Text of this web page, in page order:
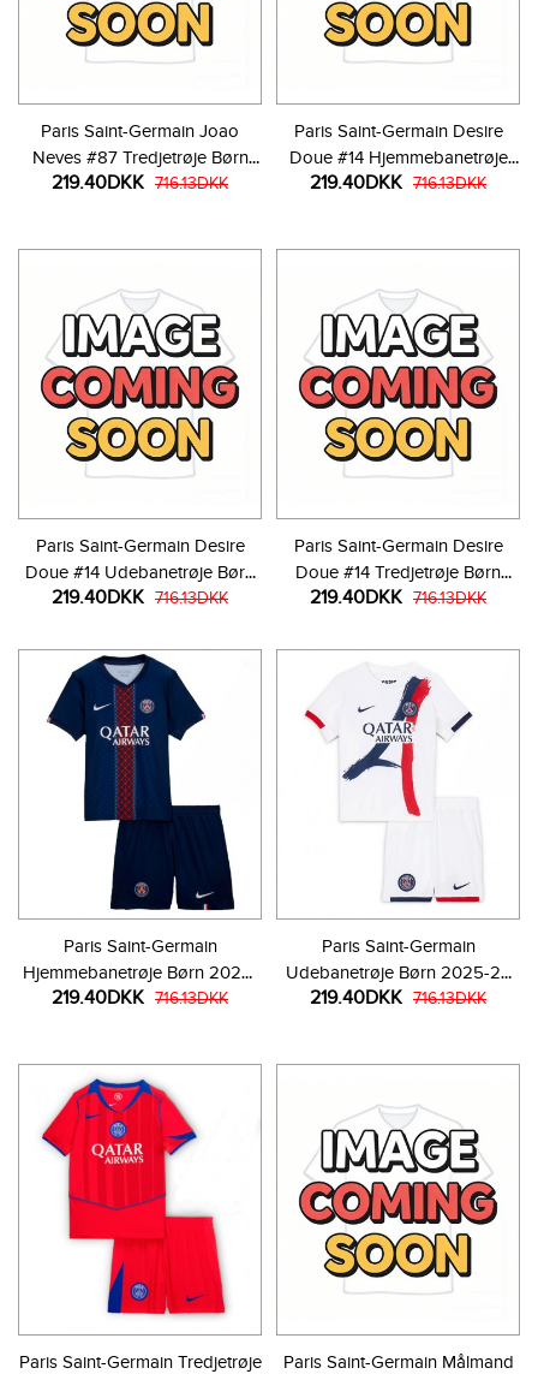
Paris Saint-Germain Joao
Neves #87 Tredjetrøje Børn
2026-27 Kortærmet (+ Korte
219.40DKK 716.13DKK
Paris Saint-Germain Desire
Doue #14 Hjemmebanetrøje
Børn 2026-27 Kortærmet (+
219.40DKK 716.13DKK
Paris Saint-Germain Desire
Doue #14 Udebanetrøje Børn
2026-27 Kortærmet (+ Korte
219.40DKK 716.13DKK
Paris Saint-Germain Desire
Doue #14 Tredjetrøje Børn
2026-27 Kortærmet (+ Korte
219.40DKK 716.13DKK
Paris Saint-Germain
Hjemmebanetrøje Børn 2025-
26 Kortærmet (+ Korte bukser)
219.40DKK 716.13DKK
Paris Saint-Germain
Udebanetrøje Børn 2025-26
Kortærmet (+ Korte bukser)
219.40DKK 716.13DKK
Paris Saint-Germain Tredjetrøje Paris Saint-Germain Målmand